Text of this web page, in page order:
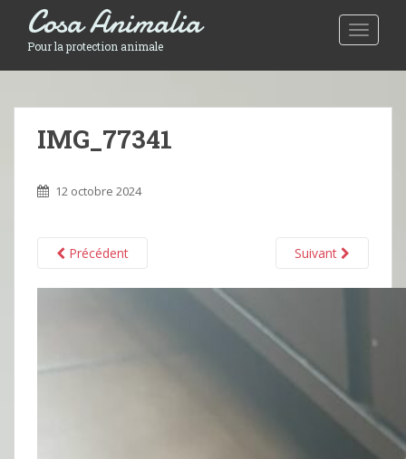
Toggle
Cosa Animalia
Pour la protection animale
IMG_77341
12 octobre 2024
Précédent Suivant